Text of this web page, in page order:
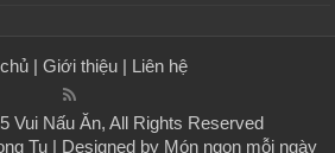
| Giới thiệu| Liên hệ
Vui Nấu Ăn, All Rights Reserved
Tu | Designed by Món ngon mỗi ngày